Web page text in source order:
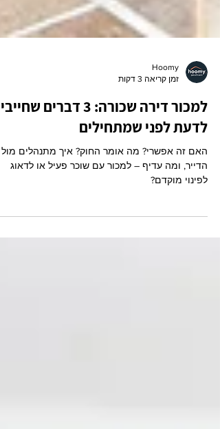
Hoomy
למכור דירה שכורה: 3 דברים
לדעת לפני שמתחילים
האם זה אפשרי? מה אומר החוק? איך מתנהלים מול
הדייר, ומה עדיף – למכור עם שוכר פעיל או לדאוג